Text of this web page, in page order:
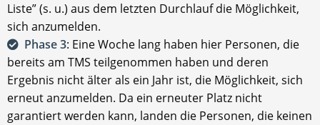
Liste” (s. u.) aus dem letzten Durchlauf die Möglichkeit,
sich anzumelden.
Phase 3: Eine Woche lang haben hier Personen, die
bereits am TMS teilgenommen haben und deren
Ergebnis nicht älter als ein Jahr ist, die Möglichkeit, sich
erneut anzumelden. Da ein erneuter Platz nicht
garantiert werden kann, landen die Personen, die keinen